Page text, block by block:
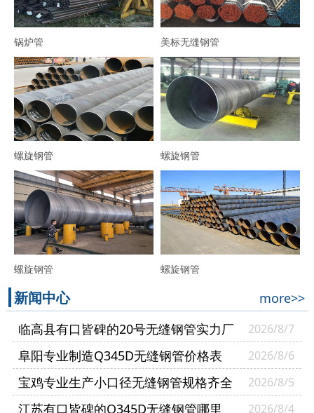
锅炉管 美标无缝钢管
螺旋钢管 螺旋钢管
螺旋钢管 螺旋钢管
新闻中心
more>>
临高县有口皆碑的20号无缝钢管实力厂
家
2026/8/7
阜阳专业制造Q345D无缝钢管价格表 2026/8/6
宝鸡专业生产小口径无缝钢管规格齐全 2026/8/5
江苏有口皆碑的Q345D无缝钢管哪里 2026/8/4